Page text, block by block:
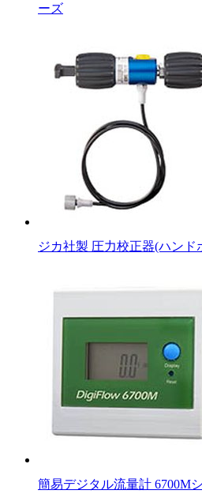
ーズ
ジカ社製 圧力校正器(ハンド
簡易デジタル流量計 6700M